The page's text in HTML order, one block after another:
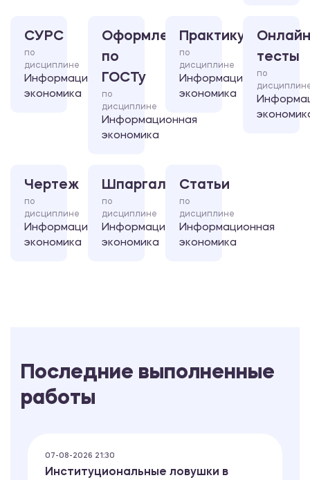
СУРС
по
дисциплине
Информационная
экономика
Оформление
по
ГОСТу
по
дисциплине
Информационная
экономика
Практикум
по
дисциплине
Информационная
экономика
тесты
по
Чертеж
по
дисциплине
Информационная
экономика
Шпаргалка
по
дисциплине
Информационная
экономика
Статьи
по
дисциплине
Информационная
экономика
Последние выполненные
работы
07-08-2026 21:30
Институциональные ловушки в